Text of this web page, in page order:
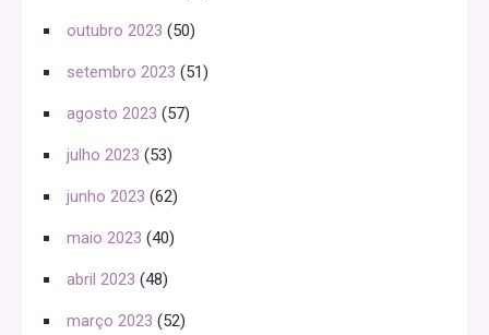
outubro 2023 (50)
setembro 2023 (51)
agosto 2023 (57)
julho 2023 (53)
junho 2023 (62)
maio 2023 (40)
abril 2023 (48)
março 2023 (52)